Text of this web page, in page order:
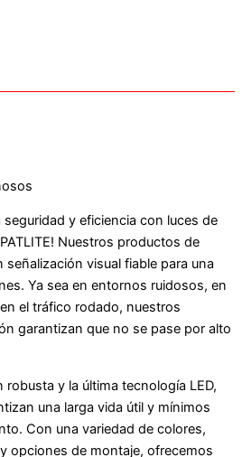
seguridad y eficiencia con luces de
Nuestros productos de
visual fiable para una
Ya sea en entornos ruidosos, en
el tráfico rodado, nuestros
garantizan que no se pase por alto
y la última tecnología LED,
una larga vida útil y mínimos
Con una variedad de colores,
opciones de montaje, ofrecemos